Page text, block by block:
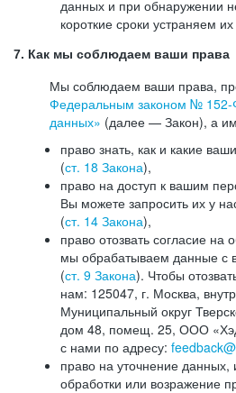
данных и при обнаружении
короткие сроки устраняем
7. Как мы соблюдаем ваши права
Мы соблюдаем ваши права,
Федеральным законом №
данных» (далее — Закон), а
право знать, как и какие
(ст. 18 Закона),
право на доступ к вашим
Вы можете запросить их у
(ст. 14 Закона),
право отозвать согласие на
мы обрабатываем данные с
(ст. 9 Закона). Чтобы
нам: 125047, г. Москва,
Муниципальный округ
дом 48, помещ. 25, ООО
с нами по адресу:
право на уточнение данных,
обработки или возражение